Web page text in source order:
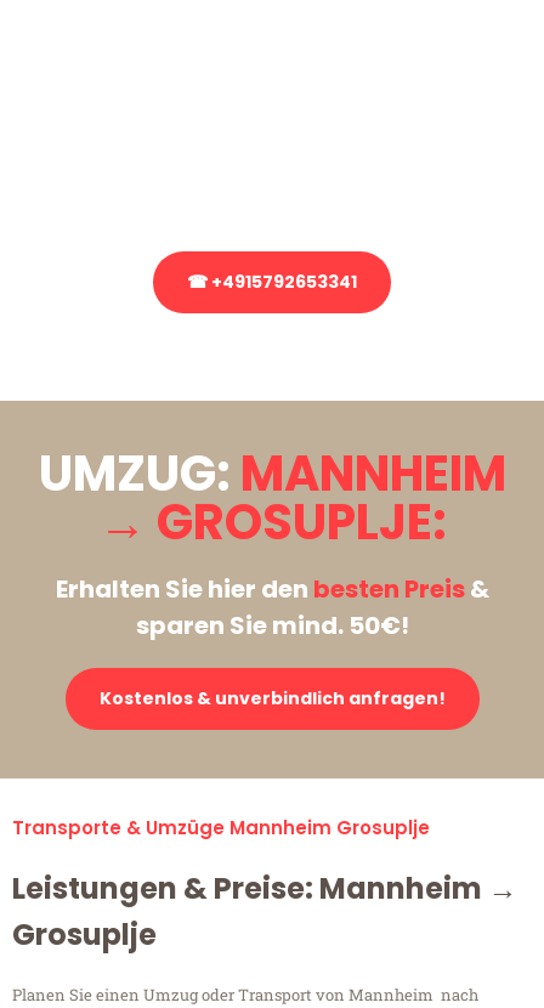
☎ +4915792653341
UMZUG: MANNHEIM
→ GROSUPLJE:
Erhalten Sie hier den besten Preis&
sparen Sie mind. 50€!
Kostenlos & unverbindlich anfragen!
Transporte & Umzüge Mannheim Grosuplje
Leistungen & Preise: Mannheim →
Grosuplje
Planen Sie einen Umzug oder Transport von Mannheim nach